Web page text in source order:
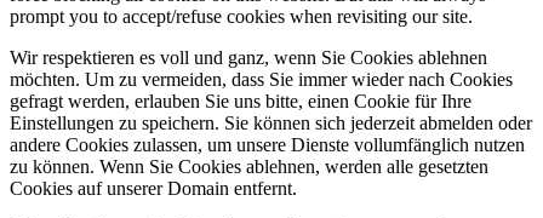
prompt you to accept/refuse cookies when revisiting our site.
Wir respektieren es voll und ganz, wenn Sie Cookies ablehnen
möchten. Um zu vermeiden, dass Sie immer wieder nach Cookies
gefragt werden, erlauben Sie uns bitte, einen Cookie für Ihre
Einstellungen zu speichern. Sie können sich jederzeit abmelden oder
andere Cookies zulassen, um unsere Dienste vollumfänglich nutzen
zu können. Wenn Sie Cookies ablehnen, werden alle gesetzten
Cookies auf unserer Domain entfernt.